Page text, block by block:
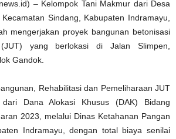
– Kelompok Tani Makmur dari Desa
Sindang, Kabupaten Indramayu,
mengerjakan proyek bangunan betonisasi
yang berlokasi di Jalan Slimpen,
Gandok.
Rehabilitasi dan Pemeliharaan JUT
Dana Alokasi Khusus (DAK) Bidang
2023, melalui Dinas Ketahanan Pangan
Indramayu, dengan total biaya senilai